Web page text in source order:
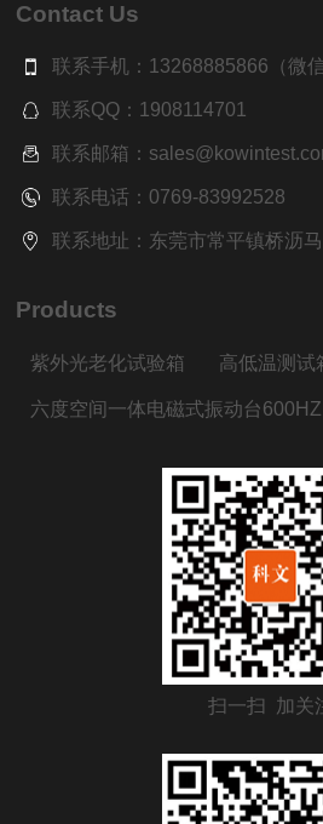
Contact Us
联系手机：13268885866（微信
联系QQ：1908114701
联系邮箱：
联系电话：0769-83992528
联系地址：东莞市常平镇桥沥
Products
紫外光老化试验箱 高低温测试
六度空间一体电磁式振动台600HZ
扫一扫 加关